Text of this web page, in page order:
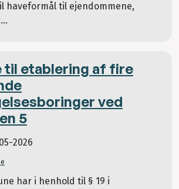
haveformål til ejendommene,
til etablering af fire
ved
5
2026
har i henhold til § 19 i